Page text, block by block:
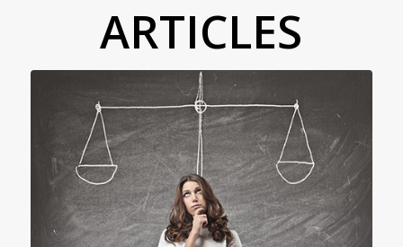
ARTICLES